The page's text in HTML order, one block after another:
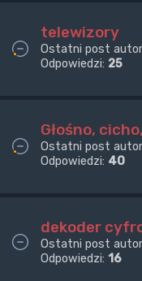
telewizory
Ostatni post
Odpowiedzi: 25
Głośno,
Ostatni post
Odpowiedzi: 40
dekoder
Ostatni post
Odpowiedzi: 16